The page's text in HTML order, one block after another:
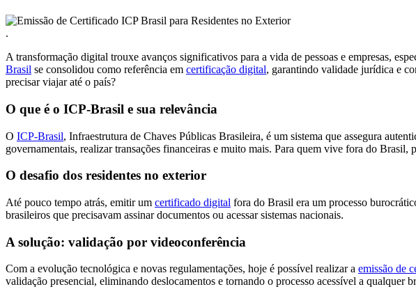
.
A transformação digital trouxe avanços significativos para a vida de pessoas e empresas,
Brasil se consolidou como referência em certificação digital, garantindo validade jurídica e
precisar viajar até o país?
O que é o ICP-Brasil e sua relevância
O ICP-Brasil, Infraestrutura de Chaves Públicas Brasileira, é um sistema que assegura
governamentais, realizar transações financeiras e muito mais. Para quem vive fora do Brasil,
O desafio dos residentes no exterior
Até pouco tempo atrás, emitir um certificado digital fora do Brasil era um processo
brasileiros que precisavam assinar documentos ou acessar sistemas nacionais.
A solução: validação por videoconferência
Com a evolução tecnológica e novas regulamentações, hoje é possível realizar a emissão de
validação presencial, eliminando deslocamentos e tornando o processo acessível a qualquer